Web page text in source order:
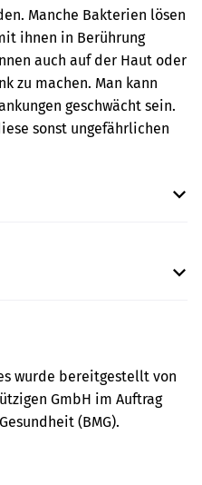
Manche Bakterien lösen
ihnen in Berührung
auch auf der Haut oder
zu machen. Man kann
geschwächt sein.
sonst ungefährlichen
wurde bereitgestellt von
GmbH im Auftrag
(BMG).